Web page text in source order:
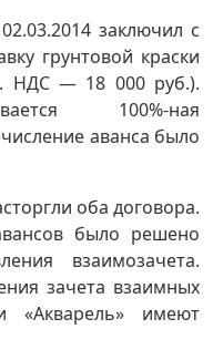
заключил с
грунтовой краски
НДС — 18 000 руб.).
100%-ная
аванса было
оба договора.
было решено
взаимозачета.
зачета взаимных
«Акварель» имеют